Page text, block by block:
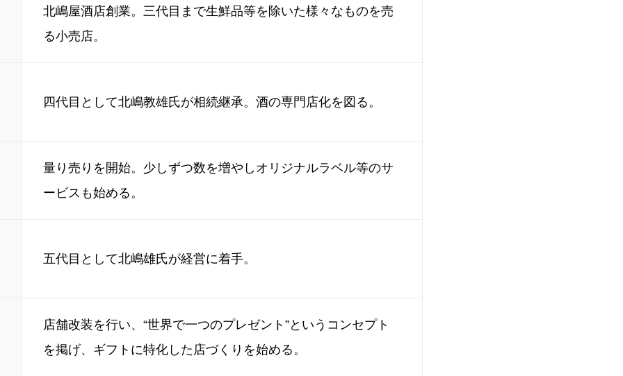
北嶋屋酒店創業。三代目まで生鮮品等を除いた様々なものを売
る小売店。
四代目として北嶋教雄氏が相続継承。酒の専門店化を図る。
量り売りを開始。少しずつ数を増やしオリジナルラベル等のサ
ービスも始める。
五代目として北嶋雄氏が経営に着手。
店舗改装を行い、“世界で一つのプレゼント”というコンセプト
を掲げ、ギフトに特化した店づくりを始める。